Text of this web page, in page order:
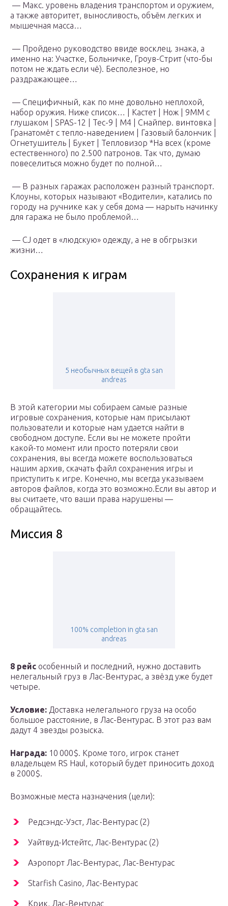
— Макс. уровень владения транспортом и оружием,
а также авторитет, выносливость, объём легких и
мышечная масса…
— Пройдено руководство ввиде восклец. знака, а
именно на: Участке, Больничке, Гроув-Стрит (что-бы
потом не ждать если чё). Бесполезное, но
раздражающее…
— Специфичный, как по мне довольно неплохой,
набор оружия. Ниже список… | Кастет | Нож | 9MM с
глушаком | SPAS-12 | Tec-9 | M4 | Снайпер. винтовка |
Гранатомёт с тепло-наведением | Газовый балончик |
Огнетушитель | Букет | Тепловизор *На всех (кроме
естественного) по 2.500 патронов. Так что, думаю
повеселиться можно будет по полной…
— В разных гаражах расположен разный транспорт.
Клоуны, которых называют «Водители», катались по
городу на ручнике как у себя дома — нарыть начинку
для гаража не было проблемой…
— CJ одет в «людскую» одежду, а не в обгрызки
жизни…
Сохранения к играм
5 необычных вещей в gta san
andreas
В этой категории мы собираем самые разные
игровые сохранения, которые нам присылают
пользователи и которые нам удается найти в
свободном доступе. Если вы не можете пройти
какой-то момент или просто потеряли свои
сохранения, вы всегда можете воспользоваться
нашим архив, скачать файл сохранения игры и
приступить к игре. Конечно, мы всегда указываем
авторов файлов, когда это возможно.Если вы автор и
вы считаете, что ваши права нарушены —
обращайтесь.
Миссия 8
100% completion in gta san
andreas
8 рейс особенный и последний, нужно доставить
нелегальный груз в Лас-Вентурас, а звёзд уже будет
четыре.
Условие: Доставка нелегального груза на особо
большое расстояние, в Лас-Вентурас. В этот раз вам
дадут 4 звезды розыска.
Награда: 10 000$. Кроме того, игрок станет
владельцем RS Haul, который будет приносить доход
в 2000$.
Возможные места назначения (цели):
Редсэндс-Уэст, Лас-Вентурас (2)
Уайтвуд-Истейтс, Лас-Вентурас (2)
Аэропорт Лас-Вентурас, Лас-Вентурас
Starfish Casino, Лас-Вентурас
Крик, Лас-Вентурас